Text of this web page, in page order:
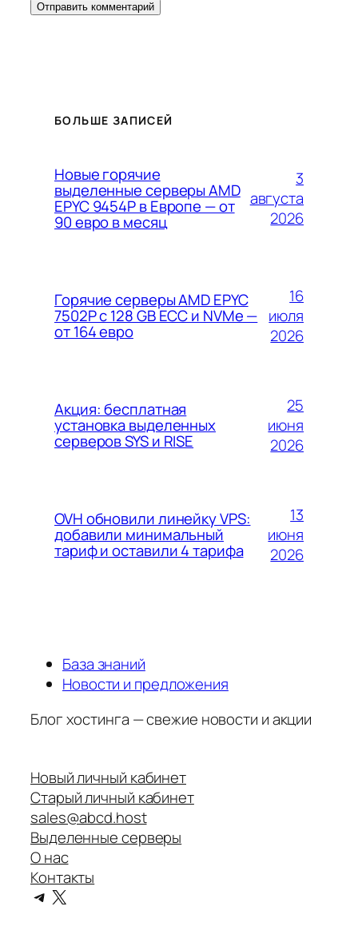
БОЛЬШЕ ЗАПИСЕЙ
Новые горячие
выделенные серверы AMD
EPYC 9454P в Европе — от
90 евро в месяц
3
августа
2026
Горячие серверы AMD EPYC
7502P с 128 GB ECC и NVMe —
от 164 евро
16
июля
2026
Акция: бесплатная
установка выделенных
серверов SYS и RISE
25
июня
2026
OVH обновили линейку VPS:
добавили минимальный
тариф и оставили 4 тарифа
13
июня
2026
База знаний
Новости и предложения
Блог хостинга — свежие новости и акции
Новый личный кабинет
Старый личный кабинет
sales@abcd.host
Выделенные серверы
О нас
Контакты
Telegram
X